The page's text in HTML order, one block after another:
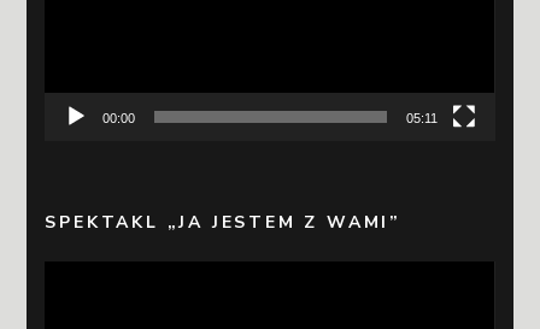
00:00 05:11
SPEKTAKL „JA JESTEM Z WAMI”